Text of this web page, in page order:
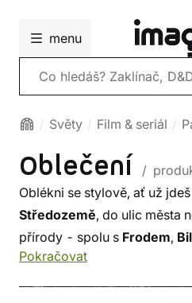
menu
Vyhledávání
Světy Film & seriál
Oblečení /
Oblékni se stylově, ať už
Středozemě, do ulic města
přírody - spolu s Frodem,
Arwen,Galadriel
Pokračovat